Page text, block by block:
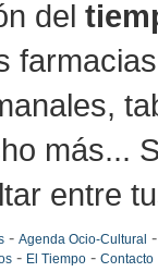
del
más...
entre
-Agenda Ocio-Cultural
- El Tiempo -Contacto